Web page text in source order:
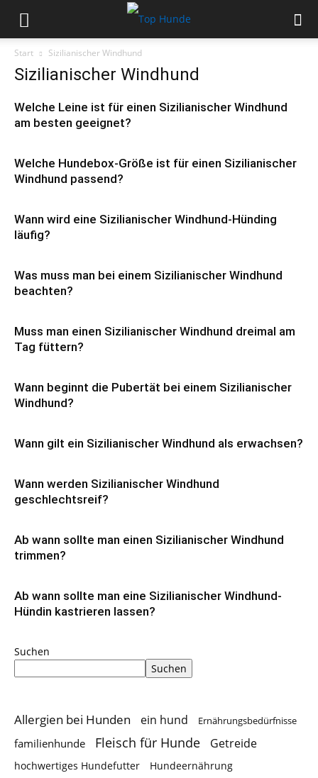
Start Sizilianischer Windhund
Sizilianischer Windhund
Welche Leine ist für einen Sizilianischer Windhund
am besten geeignet?
Welche Hundebox-Größe ist für einen Sizilianischer
Windhund passend?
Wann wird eine Sizilianischer Windhund-Hünding
läufig?
Was muss man bei einem Sizilianischer Windhund
beachten?
Muss man einen Sizilianischer Windhund dreimal am
Tag füttern?
Wann beginnt die Pubertät bei einem Sizilianischer
Windhund?
Wann gilt ein Sizilianischer Windhund als erwachsen?
Wann werden Sizilianischer Windhund
geschlechtsreif?
Ab wann sollte man einen Sizilianischer Windhund
trimmen?
Ab wann sollte man eine Sizilianischer Windhund-
Hündin kastrieren lassen?
Suchen
Suchen
Allergien bei Hunden ein hund Ernährungsbedürfnisse
familienhunde Fleisch für Hunde Getreide
hochwertiges Hundefutter Hundeernährung